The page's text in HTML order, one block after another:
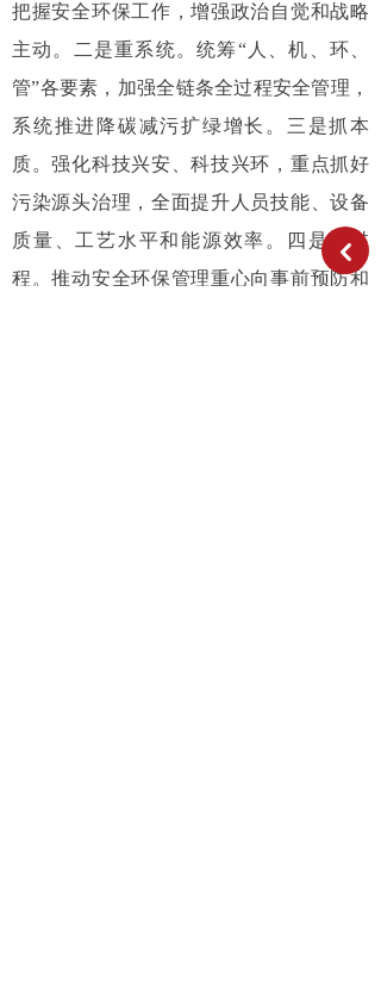
낒
把握安全环保工作，增强政治自觉和战略
主动。二是重系统。统筹“人、机、环、
管”各要素，加强全链条全过程安全管理，
系统推进降碳减污扩绿增长。三是抓本
质。强化科技兴安、科技兴环，重点抓好
污染源头治理，全面提升人员技能、设备
质量、工艺水平和能源效率。四是强过
程。推动安全环保管理重心向事前预防和